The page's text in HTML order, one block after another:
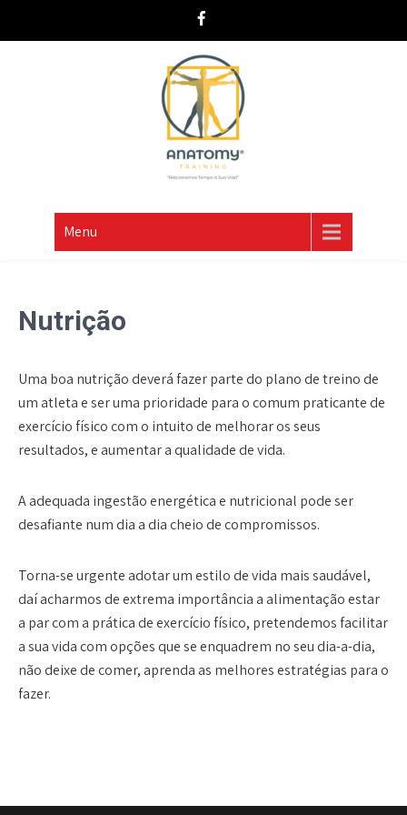
AnatomyTraining
Menu
Nutrição
Uma boa nutrição deverá fazer parte do plano de treino de
um atleta e ser uma prioridade para o comum praticante de
exercício físico com o intuito de melhorar os seus
resultados, e aumentar a qualidade de vida.
A adequada ingestão energética e nutricional pode ser
desafiante num dia a dia cheio de compromissos.
Torna-se urgente adotar um estilo de vida mais saudável,
daí acharmos de extrema importância a alimentação estar
a par com a prática de exercício físico, pretendemos facilitar
a sua vida com opções que se enquadrem no seu dia-a-dia,
não deixe de comer, aprenda as melhores estratégias para o
fazer.